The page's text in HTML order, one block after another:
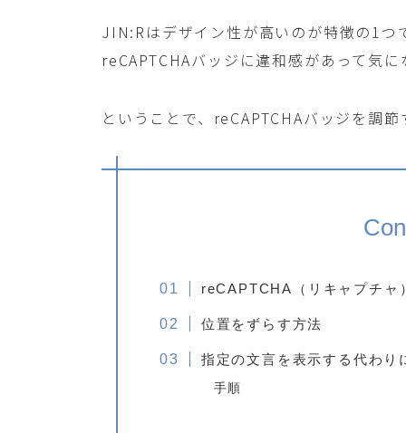
JIN:Rはデザイン性が高いのが特徴の1つ
reCAPTCHAバッジに違和感があって気
ということで、reCAPTCHAバッジを調
reCAPTCHA（リキャプチャ
位置をずらす方法
指定の文言を表示する代わ
手順